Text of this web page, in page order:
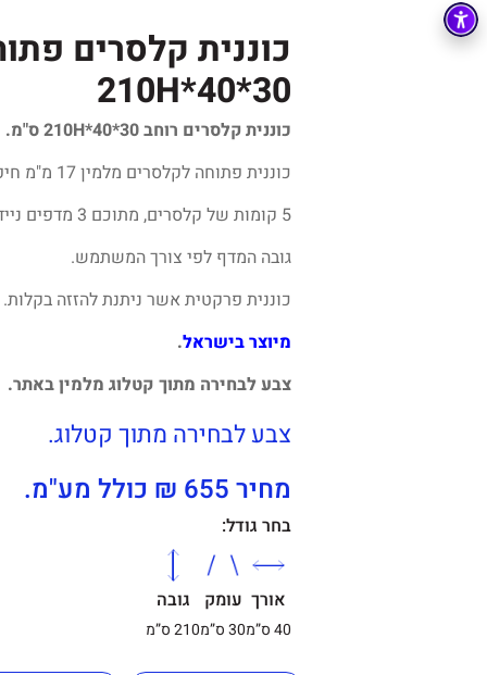
כוננית קלסרים
30*40*210H
כוננית קלסרים רוחב 30*40*210H ס"מ.
כוננית פתוחה לקלסרים מלמין 17 מ"מ חיפוי קנט PVC.
5 קומות של קלסרים, מתוכם 3 מדפים ניידים שבהם ניתן לשנות את
גובה המדף לפי צורך המשתמש.
כוננית פרקטית אשר ניתנת להזזה בקלות.
מיוצר בישראל.
צבע לבחירה מתוך קטלוג מלמין באתר.
צבע לבחירה מתוך קטלוג.
מחיר 655 ₪ כולל מע"מ.
בחר גודל:
אורך
40 ס”מ
עומק
30 ס”מ
גובה
210 ס”מ